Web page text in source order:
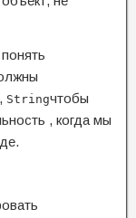
, Stringчтобы
, когда мы